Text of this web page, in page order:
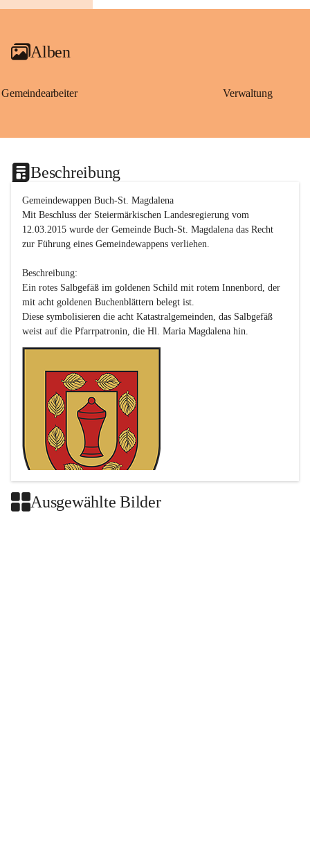
Alben
Gemeindearbeiter Verwaltung
Beschreibung
Gemeindewappen Buch-St. Magdalena
Mit Beschluss der Steiermärkischen Landesregierung vom
12.03.2015 wurde der Gemeinde Buch-St. Magdalena das Recht
zur Führung eines Gemeindewappens verliehen.
Beschreibung:
Ein rotes Salbgefäß im goldenen Schild mit rotem Innenbord, der
mit acht goldenen Buchenblättern belegt ist.
Diese symbolisieren die acht Katastralgemeinden, das Salbgefäß
Ausgewählte Bilder